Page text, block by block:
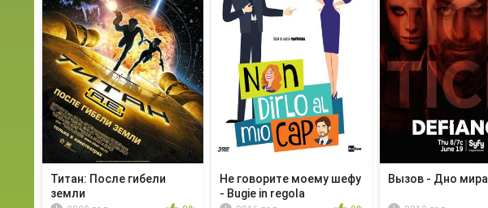
Титан: После гибели
земли
Не говорите моему шефу
- Bugie in regola
Вызов - Дно мира